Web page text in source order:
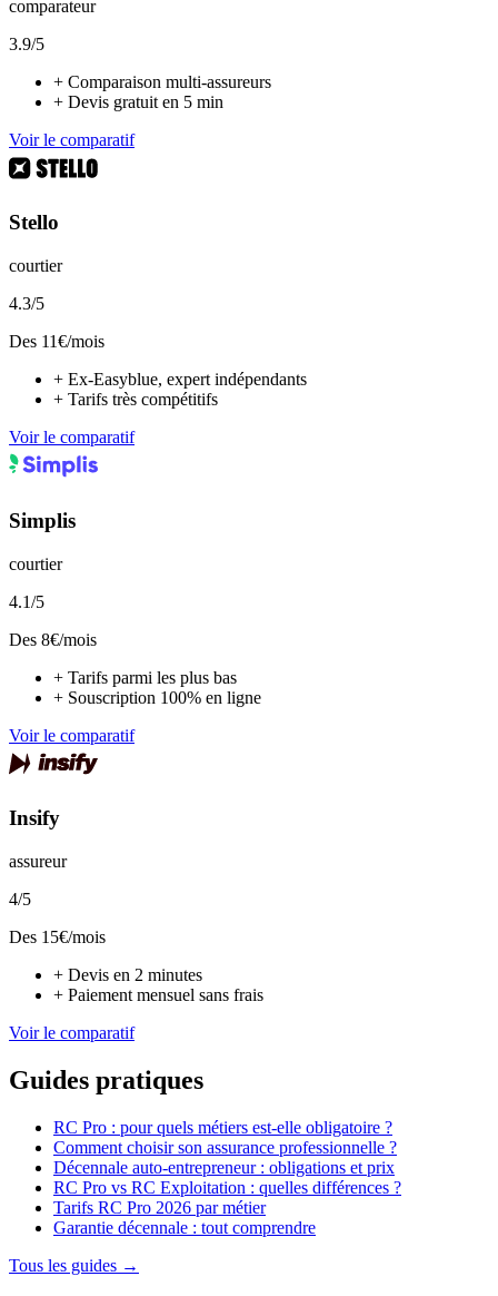
comparateur
3.9/5
+ Comparaison multi-assureurs
+ Devis gratuit en 5 min
Voir le comparatif
Stello
courtier
4.3/5
Des 11€/mois
+ Ex-Easyblue, expert indépendants
+ Tarifs très compétitifs
Voir le comparatif
Simplis
courtier
4.1/5
Des 8€/mois
+ Tarifs parmi les plus bas
+ Souscription 100% en ligne
Voir le comparatif
Insify
assureur
4/5
Des 15€/mois
+ Devis en 2 minutes
+ Paiement mensuel sans frais
Voir le comparatif
Guides pratiques
RC Pro : pour quels métiers est-elle obligatoire ?
Comment choisir son assurance professionnelle ?
Décennale auto-entrepreneur : obligations et prix
RC Pro vs RC Exploitation : quelles différences ?
Tarifs RC Pro 2026 par métier
Garantie décennale : tout comprendre
Tous les guides →